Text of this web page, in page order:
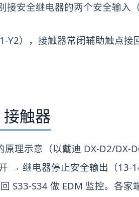
安全继电器的两个安全输入
），接触器常闭辅助触点接
触器
理示意（以戴迪 DX-D2/DX-
→ 继电器停止安全输出（13-
S33-S34 做 EDM 监控。各家